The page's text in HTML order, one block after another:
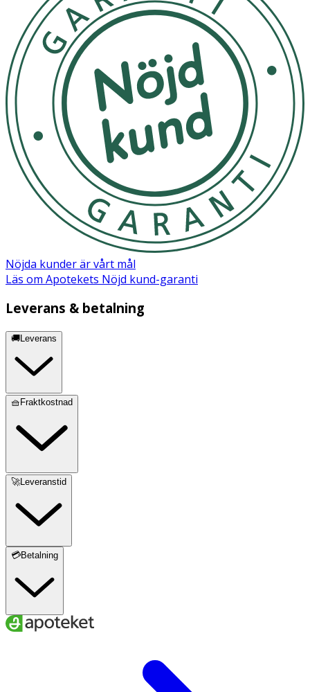
Cocoyl Isethionate, Rosa Hybrid Flower Extract, Rosa
Damascena Flower Oil, Phenoxyethanol, Sodium Chloride,
Parfum (Fragrance), Chlorphenesin, Trisodium
Ethylenediamine Disuccinate, Sodium Benzoate, Caprylyl
Glycol, Propylene Glycol, Cocamidopropyl Dimethylamine,
Potassium Sorbate, Citric Acid, Polysorbate 20, Sodium
Sulfate, CI 14700 (Red 4)
Nöjda kunder är vårt mål
Läs om Apotekets Nöjd kund-garanti
Leverans & betalning
🚚Leverans
🧺Fraktkostnad
🚀Leveranstid
💳Betalning